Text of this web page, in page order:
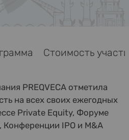
Стоимость
PREQVECA отметила
на всех своих ежегодных
Private Equity, Форуме
Конференции IPO и M&A